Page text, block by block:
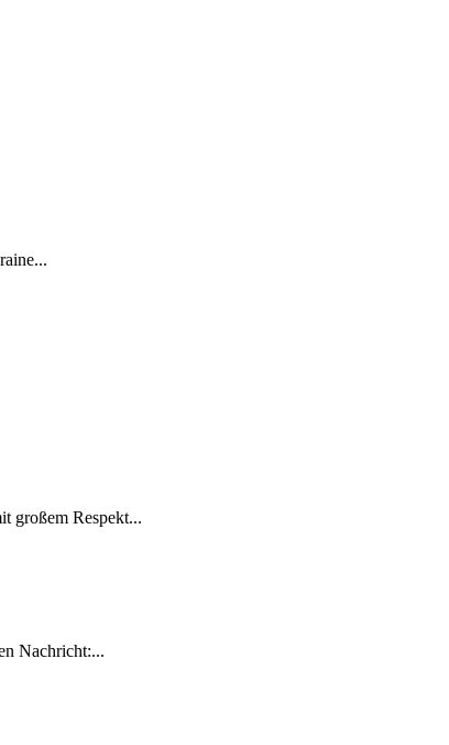
großem Respekt...
Nachricht:...